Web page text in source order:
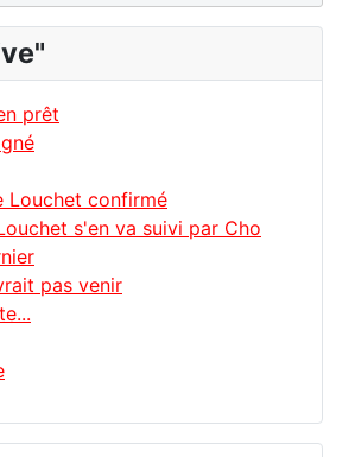
prêt
Louchet confirmé
s'en va suivi par Cho
pas venir